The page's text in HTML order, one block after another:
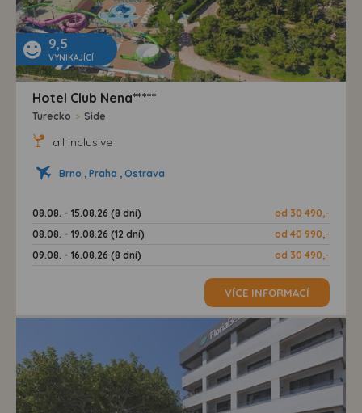
9,5
VYNIKAJÍCÍ
Hotel Club Nena*****
Turecko > Side
all inclusive
Brno , Praha , Ostrava
08.08. - 15.08.26 (8 dní)
od 30 490,-
08.08. - 19.08.26 (12 dní)
od 40 990,-
09.08. - 16.08.26 (8 dní)
od 30 490,-
VÍCE INFORMACÍ